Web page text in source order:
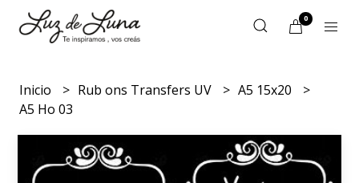
0
Inicio Rub ons Transfers UV
A5 15x20
A5 Ho 03